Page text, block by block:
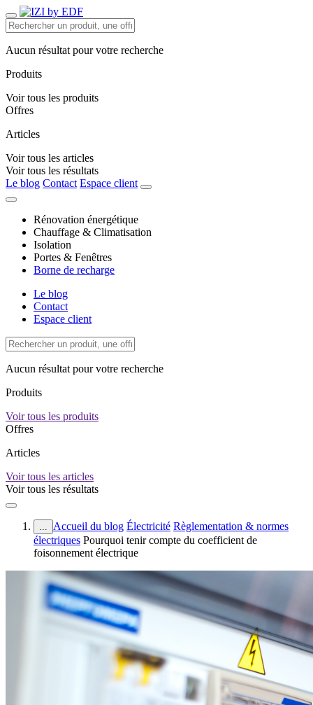
Aucun résultat pour votre recherche
Produits
Voir tous les produits
Offres
Articles
Voir tous les articles
Voir tous les résultats
Le blog Contact Espace client
Rénovation énergétique
Chauffage & Climatisation
Isolation
Portes & Fenêtres
Borne de recharge
Le blog
Contact
Espace client
Aucun résultat pour votre recherche
Produits
Voir tous les produits
Offres
Articles
Voir tous les articles
Voir tous les résultats
... Accueil du blog Électricité Règlementation & normes
électriques Pourquoi tenir compte du coefficient de
foisonnement électrique